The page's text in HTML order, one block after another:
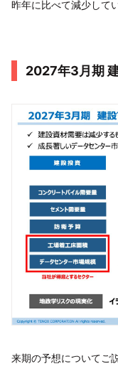
昨年に比べて減少して
2027年3月期
来期の予想についてご